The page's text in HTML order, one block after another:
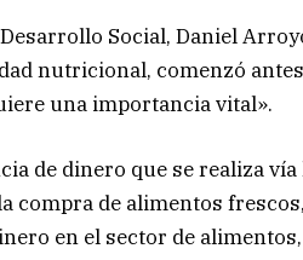
Social, Daniel
nutricional, comenzó
una importancia vital».
de dinero que se realiza
compra de alimentos
en el sector de